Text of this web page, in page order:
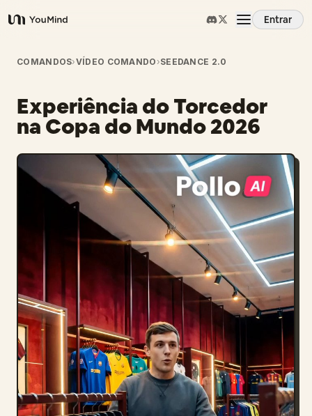
YouMind
Entrar
Visão Geral
Casos de Uso
Habilidades
Prompts
Preços
Baixar
Blog
Atualizações
COMANDOS›VÍDEO COMANDO ›SEEDANCE 2.0
Experiência do Torcedor
na Copa do Mundo 2026